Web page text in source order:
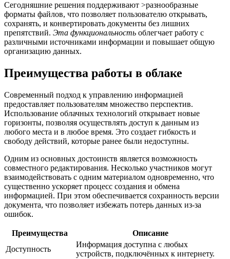
Сегодняшние решения поддерживают >разнообразные
форматы файлов, что позволяет пользователю открывать,
сохранять, и конвертировать документы без лишних
препятствий. Эта функциональность облегчает работу с
различными источниками информации и повышает общую
организацию данных.
Преимущества работы в облаке
Современный подход к управлению информацией
предоставляет пользователям множество перспектив.
Использование облачных технологий открывает новые
горизонты, позволяя осуществлять доступ к данным из
любого места и в любое время. Это создает гибкость и
свободу действий, которые ранее были недоступны.
Одним из основных достоинств является возможность
совместного редактирования. Несколько участников могут
взаимодействовать с одним материалом одновременно, что
существенно ускоряет процесс создания и обмена
информацией. При этом обеспечивается сохранность версии
документа, что позволяет избежать потерь данных из-за
ошибок.
Преимущества
Описание
Доступность
Информация доступна с любых
устройств, подключённых к интернету.